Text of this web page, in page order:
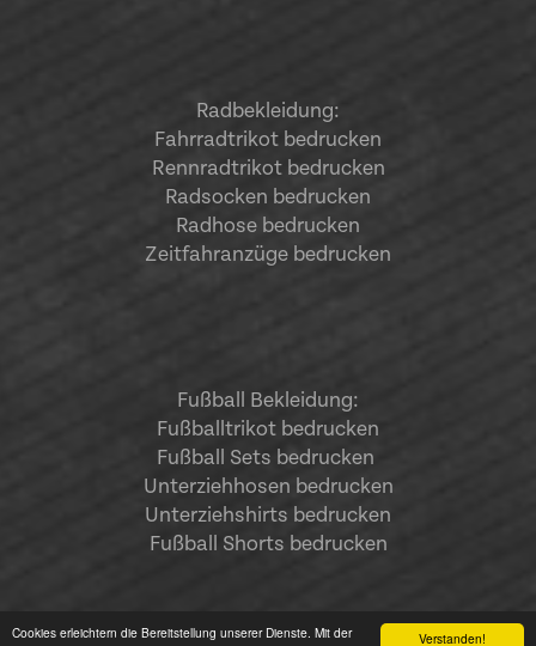
Verstanden!
Cookies erleichtern die Bereitstellung unserer Dienste. Mit der
Radbekleidung:
Fahrradtrikot bedrucken
Rennradtrikot bedrucken
Radsocken bedrucken
Radhose bedrucken
Zeitfahranzüge bedrucken
Fußball Bekleidung:
Fußballtrikot bedrucken
Fußball Sets bedrucken
Unterziehhosen bedrucken
Unterziehshirts bedrucken
Fußball Shorts bedrucken